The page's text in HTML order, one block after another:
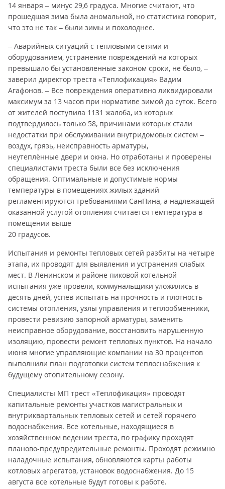
14 января – минус 29,6 градуса. Многие считают, что
прошедшая зима была аномальной, но статистика говорит,
что это не так – были зимы и похолоднее.
– Аварийных ситуаций с тепловыми сетями и
оборудованием, устранение повреждений на которых
превышало бы установленные законом сроки, не было, –
заверил директор треста «Теплофикация» Вадим
Агафонов. – Все повреждения оперативно ликвидировали
максимум за 13 часов при нормативе зимой до суток. Всего
от жителей поступила 1131 жалоба, из которых
подтвердилось только 58, причинами которых стали
недостатки при обслуживании внутридомовых систем –
воздух, грязь, неисправность арматуры,
неутеплённые двери и окна. Но отработаны и проверены
специалистами треста были все без исключения
обращения. Оптимальные и допустимые нормы
температуры в помещениях жилых зданий
регламентируются требованиями СанПина, а надлежащей
оказанной услугой отопления считается температура в
помещении выше
20 градусов.
Испытания и ремонты тепловых сетей разбиты на четыре
этапа, их проводят для выявления и устранения слабых
мест. В Ленинском и районе пиковой котельной
испытания уже провели, коммунальщики уложились в
десять дней, успев испытать на прочность и плотность
системы отопления, узлы управления и теплообменники,
провести ревизию запорной арматуры, заменить
неисправное оборудование, восстановить нарушенную
изоляцию, провести ремонт тепловых пунктов. На начало
июня многие управляющие компании на 30 процентов
выполнили план подготовки систем теплоснабжения к
будущему отопительному сезону.
Специалисты МП трест «Теплофикация» проводят
капитальные ремонты участков магистральных и
внутриквартальных тепловых сетей и сетей горячего
водоснабжения. Все котельные, находящиеся в
хозяйственном ведении треста, по графику проходят
планово-предупредительные ремонты. Проходят режимно
наладочные испытания, обновляются карты работы
котловых агрегатов, установок водоснабжения. До 15
августа все котельные будут готовы к работе.